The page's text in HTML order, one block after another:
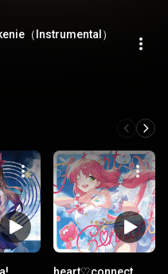
（Instrumental）